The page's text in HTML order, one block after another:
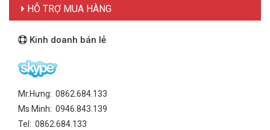
HỖ TRỢ MUA HÀNG
Kinh doanh bán lẻ
Mr.Hưng: 0862.684.133
Ms Minh: 0946.843.139
Tel: 0862.684.133